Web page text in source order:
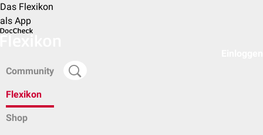
Das Flexikon
als App
Community
Flexikon
Shop